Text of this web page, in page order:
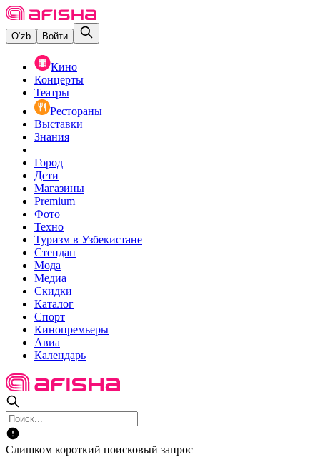
O‘zb Войти
Кино
Концерты
Театры
Рестораны
Выставки
Знания
Город
Дети
Магазины
Premium
Фото
Техно
Туризм в Узбекистане
Стендап
Мода
Медиа
Скидки
Каталог
Спорт
Кинопремьеры
Авиа
Календарь
Слишком короткий поисковый запрос